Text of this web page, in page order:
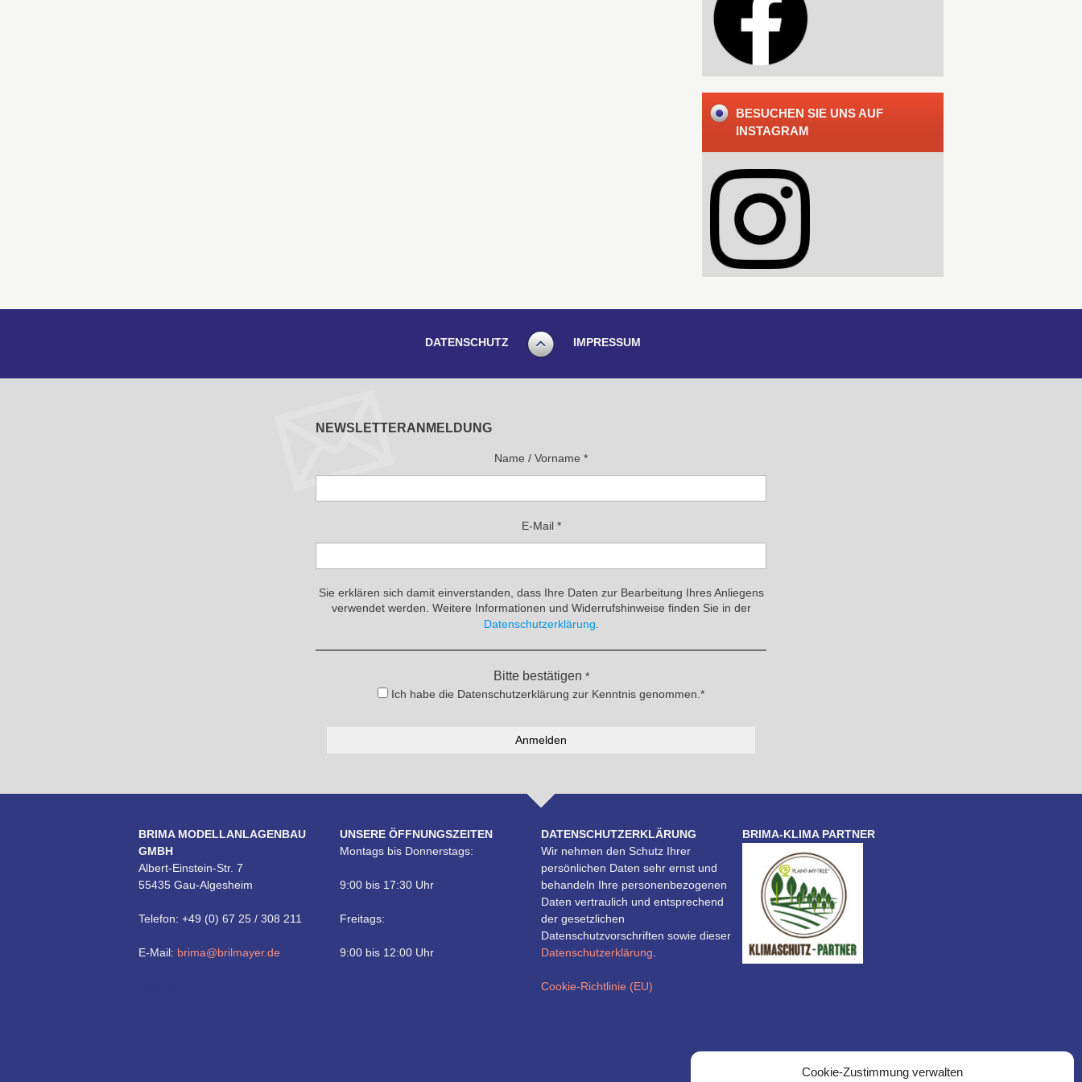
Cookie-Zustimmung verwalten
BESUCHEN SIE UNS AUF
INSTAGRAM
DATENSCHUTZ IMPRESSUM
NEWSLETTERANMELDUNG
Name / Vorname *
E-Mail *
Sie erklären sich damit einverstanden, dass Ihre Daten zur Bearbeitung Ihres Anliegens
verwendet werden. Weitere Informationen und Widerrufshinweise finden Sie in der
Datenschutzerklärung
Bitte bestätigen *
Ich habe die Datenschutzerklärung zur Kenntnis genommen.*
BRIMA MODELLANLAGENBAU
GMBH
Albert-Einstein-Str. 7
55435 Gau-Algesheim
Telefon: +49 (0) 67 25 / 308 211
E-Mail: brima@brilmayer.de
UNSERE ÖFFNUNGSZEITEN
Montags bis Donnerstags:
9:00 bis 17:30 Uhr
Freitags:
9:00 bis 12:00 Uhr
DATENSCHUTZERKLÄRUNG
Wir nehmen den Schutz Ihrer
persönlichen Daten sehr ernst und
behandeln Ihre personenbezogenen
Daten vertraulich und entsprechend
der gesetzlichen
Datenschutzvorschriften sowie dieser
Datenschutzerklärung
Cookie-Richtlinie (EU)
BRIMA-KLIMA PARTNER